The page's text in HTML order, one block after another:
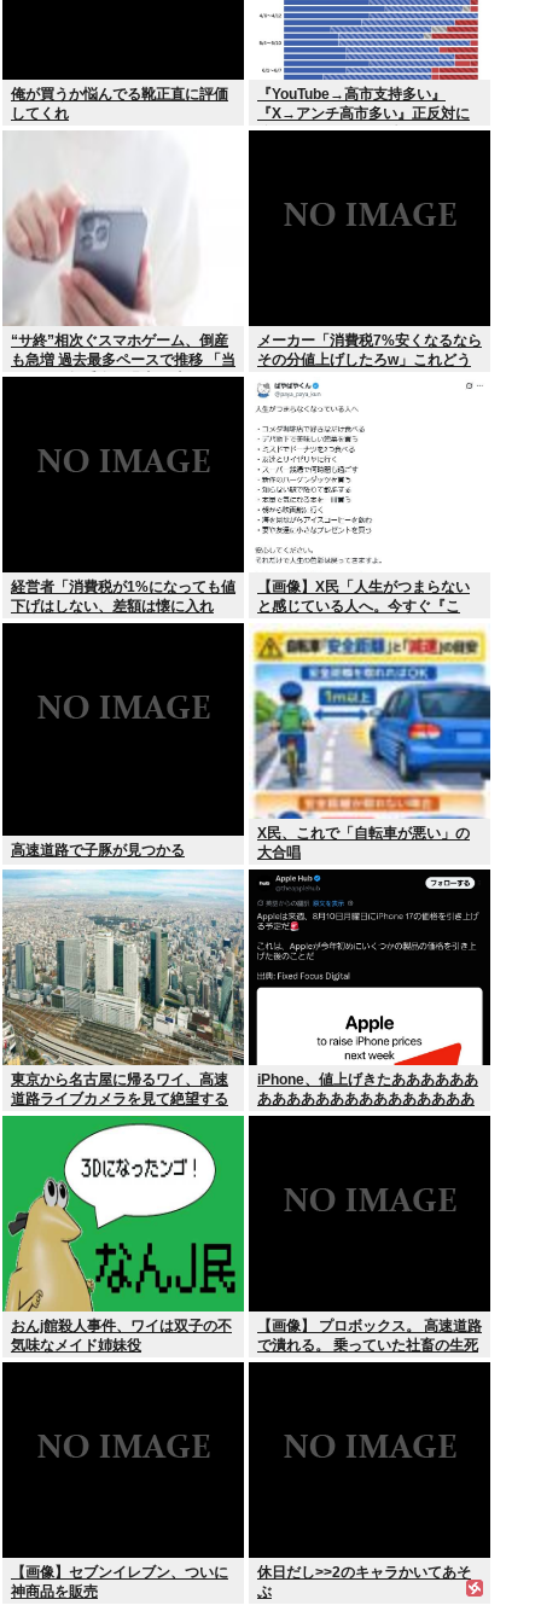
俺が買うか悩んでる靴正直に評価
してくれ
『YouTube→高市支持多い』
『X→アンチ高市多い』正反対に
分かれてしまう。一体なぜ？？？
“サ終”相次ぐスマホゲーム、倒産
も急増 過去最多ペースで推移 「当
たれば一攫千金」過去の時代に
メーカー「消費税7%安くなるなら
その分値上げしたろw」これどう
すんの？
経営者「消費税が1%になっても値
下げはしない、差額は懐に入れ
る」
【画像】X民「人生がつまらない
と感じている人へ。今すぐ『こ
れ』をやってください。」6.9万い
いね
高速道路で子豚が見つかる
X民、これで「自転車が悪い」の
大合唱
東京から名古屋に帰るワイ、高速
道路ライブカメラを見て絶望する
iPhone、値上げきたああああああ
あああああああああああああああ
あああああああ！！！
おんj館殺人事件、ワイは双子の不
気味なメイド姉妹役
【画像】 プロボックス。 高速道路
で潰れる。 乗っていた社畜の生死
不明
【画像】セブンイレブン、ついに
神商品を販売
休日だし>>2のキャラかいてあそ
ぶ